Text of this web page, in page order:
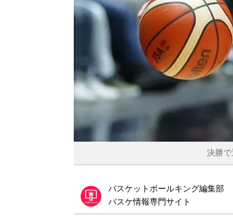
決勝
バスケットボールキング編集部
バスケ情報専門サイト